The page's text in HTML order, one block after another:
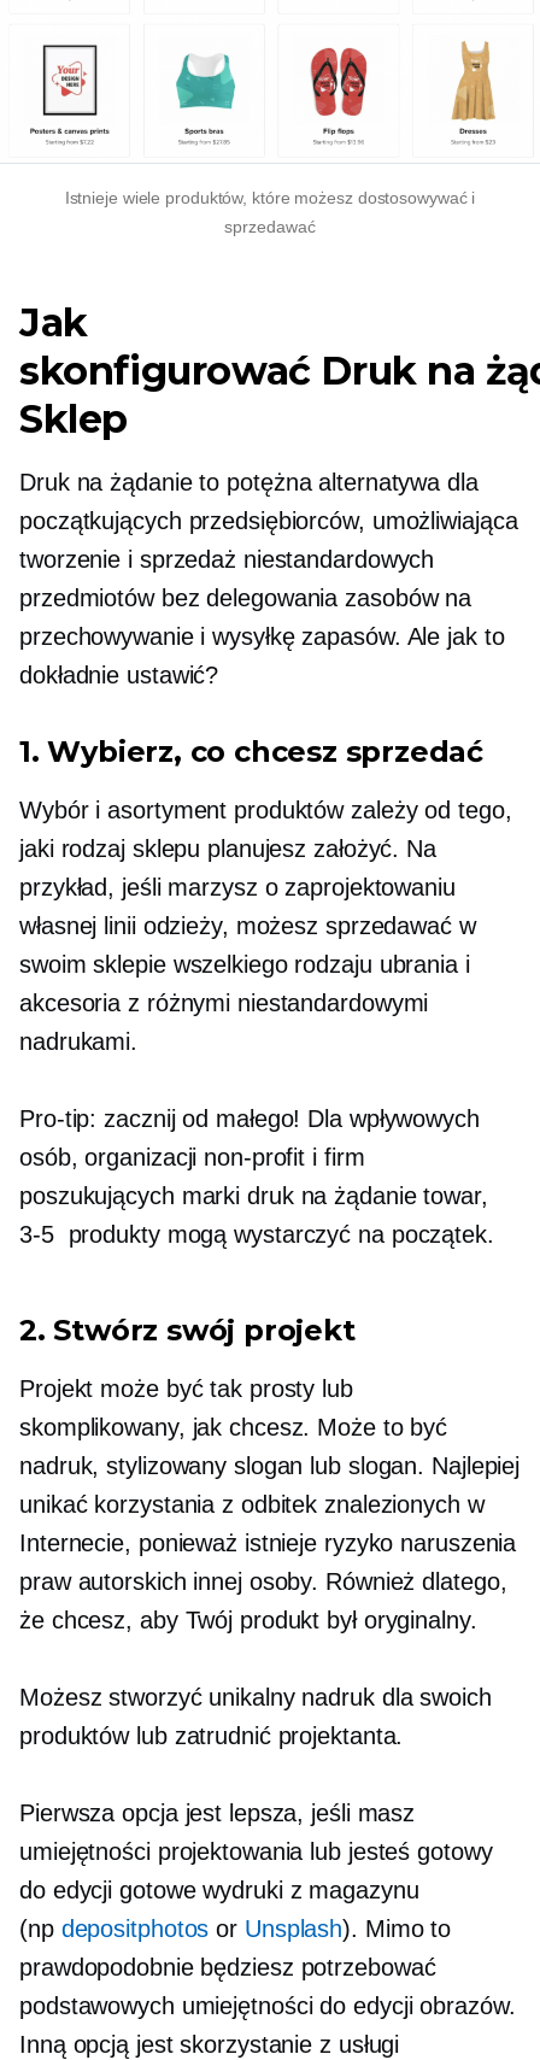
Istnieje wiele produktów, które możesz dostosowywać i
sprzedawać
Jak
skonfigurować Druk na
Sklep
Druk na żądanieto potężna alternatywa dla
początkujących przedsiębiorców, umożliwiająca
tworzenie i sprzedaż niestandardowych
przedmiotów bez delegowania zasobów na
przechowywanie i wysyłkę zapasów. Ale jak to
dokładnie ustawić?
1. Wybierz, co chcesz sprzedać
Wybór i asortyment produktów zależy od tego,
jaki rodzaj sklepu planujesz założyć. Na
przykład, jeśli marzysz o zaprojektowaniu
własnej linii odzieży, możesz sprzedawać w
swoim sklepie wszelkiego rodzaju ubrania i
akcesoria z różnymi niestandardowymi
nadrukami.
Pro-tip: zacznij od małego! Dla wpływowych
osób, organizacji non-profit i firm
poszukujących marki druk na żądanietowar,
3-5 produkty mogą wystarczyć na początek.
2. Stwórz swój projekt
Projekt może być tak prosty lub
skomplikowany, jak chcesz. Może to być
nadruk, stylizowany slogan lub slogan. Najlepiej
unikać korzystania z odbitek znalezionych w
Internecie, ponieważ istnieje ryzyko naruszenia
praw autorskich innej osoby. Również dlatego,
że chcesz, aby Twój produkt był oryginalny.
Możesz stworzyć unikalny nadruk dla swoich
produktów lub zatrudnić projektanta.
Pierwsza opcja jest lepsza, jeśli masz
umiejętności projektowania lub jesteś gotowy
do edycjigotowewydruki z magazynu
(np depositphotos or Unsplash). Mimo to
prawdopodobnie będziesz potrzebować
podstawowych umiejętności do edycji obrazów.
Inną opcją jest skorzystanie z usługi